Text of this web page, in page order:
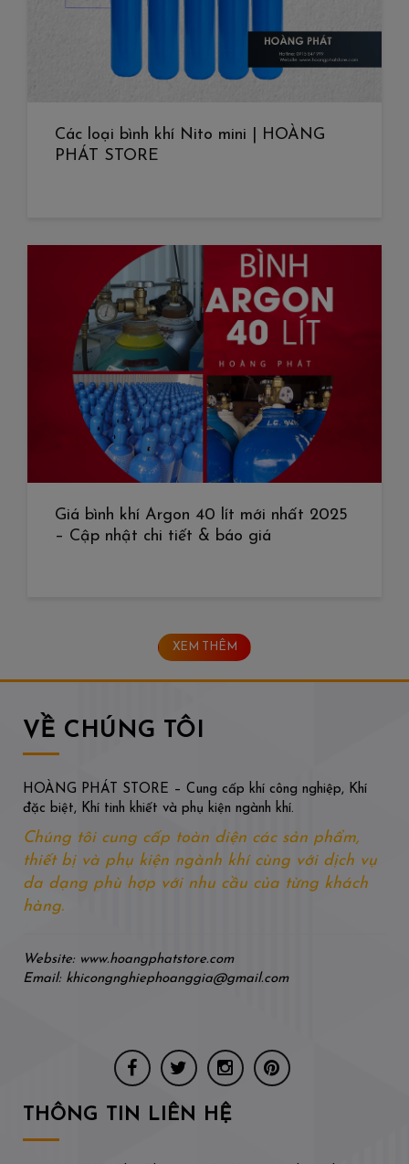
Các loại bình khí Nito mini | HOÀNG
PHÁT STORE
Giá bình khí Argon 40 lít mới nhất 2025
– Cập nhật chi tiết & báo giá
XEM THÊM
VỀ CHÚNG TÔI
HOÀNG PHÁT STORE – Cung cấp khí công nghiệp, Khí
đặc biệt, Khí tinh khiết và phụ kiện ngành khí.
Chúng tôi cung cấp toàn diện các sản phẩm,
thiết bị và phụ kiện ngành khí cùng với dịch vụ
da dạng phù hợp với nhu cầu của từng khách
hàng.
Website: www.hoangphatstore.com
Email: khicongnghiephoanggia@gmail.com
THÔNG TIN LIÊN HỆ